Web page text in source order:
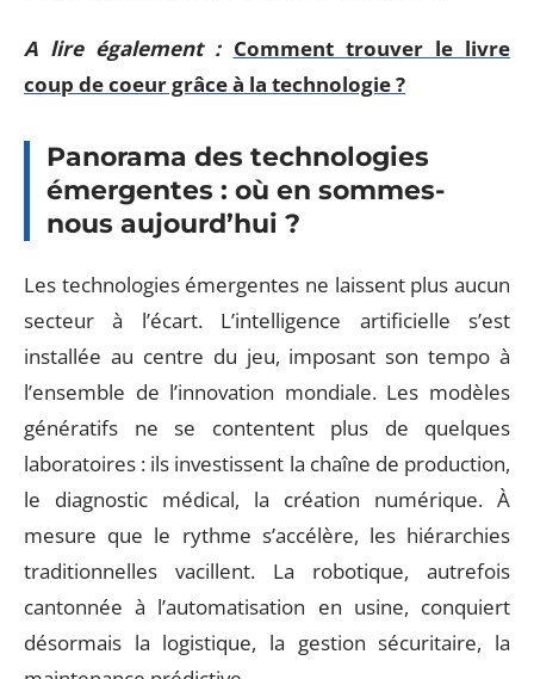
A lire également : Comment trouver le livre
coup de coeur grâce à la technologie ?
Panorama des technologies
émergentes : où en sommes-
nous aujourd’hui ?
Les technologies émergentes ne laissent plus aucun
secteur à l’écart. L’intelligence artificielle s’est
installée au centre du jeu, imposant son tempo à
l’ensemble de l’innovation mondiale. Les modèles
génératifs ne se contentent plus de quelques
laboratoires : ils investissent la chaîne de production,
le diagnostic médical, la création numérique. À
mesure que le rythme s’accélère, les hiérarchies
traditionnelles vacillent. La robotique, autrefois
cantonnée à l’automatisation en usine, conquiert
désormais la logistique, la gestion sécuritaire, la